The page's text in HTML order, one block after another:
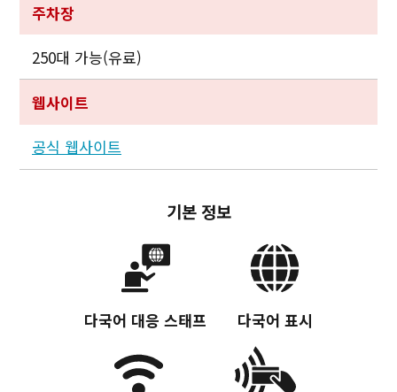
주차장
250대 가능(유료)
웹사이트
공식 웹사이트
기본 정보
다국어 대응 스태프 다국어 표시